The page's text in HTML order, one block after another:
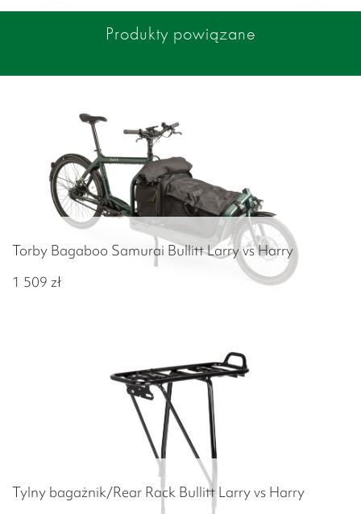
Produkty powiązane
Torby Bagaboo Samurai Bullitt Larry vs Harry
1 509 zł
Tylny bagażnik/Rear Rack Bullitt Larry vs Harry